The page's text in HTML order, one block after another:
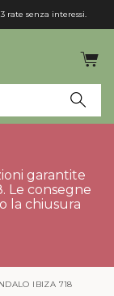
rate senza interessi.
garantite
Le consegne
la chiusura
IBIZA 718